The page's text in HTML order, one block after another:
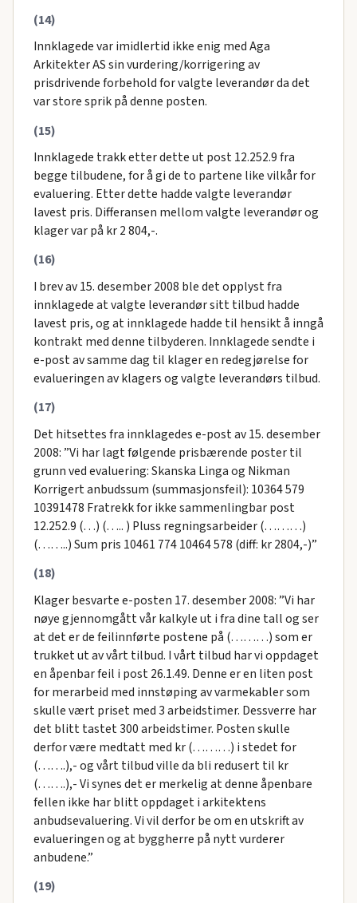
(14)
Innklagede var imidlertid ikke enig med Aga
Arkitekter AS sin vurdering/korrigering av
prisdrivende forbehold for valgte leverandør da det
var store sprik på denne posten.
(15)
Innklagede trakk etter dette ut post 12.252.9 fra
begge tilbudene, for å gi de to partene like vilkår for
evaluering. Etter dette hadde valgte leverandør
lavest pris. Differansen mellom valgte leverandør og
klager var på kr 2 804,-.
(16)
I brev av 15. desember 2008 ble det opplyst fra
innklagede at valgte leverandør sitt tilbud hadde
lavest pris, og at innklagede hadde til hensikt å inngå
kontrakt med denne tilbyderen. Innklagede sendte i
e-post av samme dag til klager en redegjørelse for
evalueringen av klagers og valgte leverandørs tilbud.
(17)
Det hitsettes fra innklagedes e-post av 15. desember
2008: ”Vi har lagt følgende prisbærende poster til
grunn ved evaluering: Skanska Linga og Nikman
Korrigert anbudssum (summasjonsfeil): 10364 579
10391478 Fratrekk for ikke sammenlingbar post
12.252.9 (…) (….. ) Pluss regningsarbeider (………)
(……..) Sum pris 10461 774 10464 578 (diff: kr 2804,-)”
(18)
Klager besvarte e-posten 17. desember 2008: ”Vi har
nøye gjennomgått vår kalkyle ut i fra dine tall og ser
at det er de feilinnførte postene på (………) som er
trukket ut av vårt tilbud. I vårt tilbud har vi oppdaget
en åpenbar feil i post 26.1.49. Denne er en liten post
for merarbeid med innstøping av varmekabler som
skulle vært priset med 3 arbeidstimer. Dessverre har
det blitt tastet 300 arbeidstimer. Posten skulle
derfor være medtatt med kr (………) i stedet for
(…….),- og vårt tilbud ville da bli redusert til kr
(…….),- Vi synes det er merkelig at denne åpenbare
fellen ikke har blitt oppdaget i arkitektens
anbudsevaluering. Vi vil derfor be om en utskrift av
evalueringen og at byggherre på nytt vurderer
anbudene.”
(19)